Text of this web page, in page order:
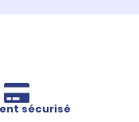
sécurisé